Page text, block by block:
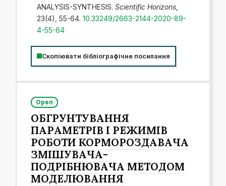
ANALYSIS-SYNTHESIS. Scientific Horizons,
23(4), 55-64. 10.33249/2663-2144-2020-89-
4-55-64
Скопіювати бібліографічне посилання
Open
ОБГРУНТУВАННЯ
ПАРАМЕТРІВ І РЕЖИМІВ
РОБОТИ КОРМОРОЗДАВАЧА
ЗМІШУВАЧА-
ПОДРІБНЮВАЧА МЕТОДОМ
МОДЕЛЮВАННЯ